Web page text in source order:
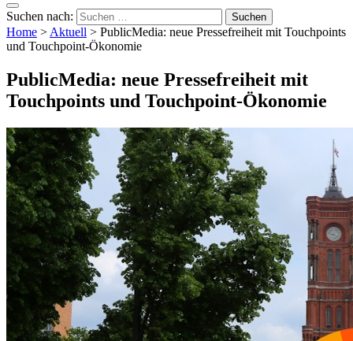
Suchen nach:
Home >Aktuell > PublicMedia: neue Pressefreiheit mit Touchpoints
und Touchpoint-Ökonomie
PublicMedia: neue Pressefreiheit mit
Touchpoints und Touchpoint-Ökonomie